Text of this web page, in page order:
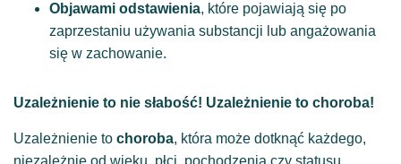
Objawami odstawienia, które pojawiają się po
zaprzestaniu używania substancji lub angażowania
się w zachowanie.
Uzależnienie to nie słabość! Uzależnienie to choroba!
Uzależnienie to choroba, która może dotknąć każdego,
niezależnie od wieku, płci, pochodzenia czy statusu